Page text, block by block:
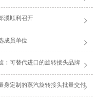
溪顺利召开
成员单位
可替代进口的旋转接头品牌
身定制的蒸汽旋转接头批量交付